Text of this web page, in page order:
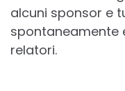
alcuni sponsor e
spontaneamente
relatori.